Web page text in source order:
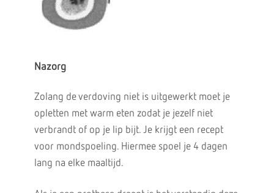
Nazorg
Zolang de verdoving niet is uitgewerkt moet je
opletten met warm eten zodat je jezelf niet
verbrandt of op je lip bijt. Je krijgt een recept
voor mondspoeling. Hiermee spoel je 4 dagen
lang na elke maaltijd.